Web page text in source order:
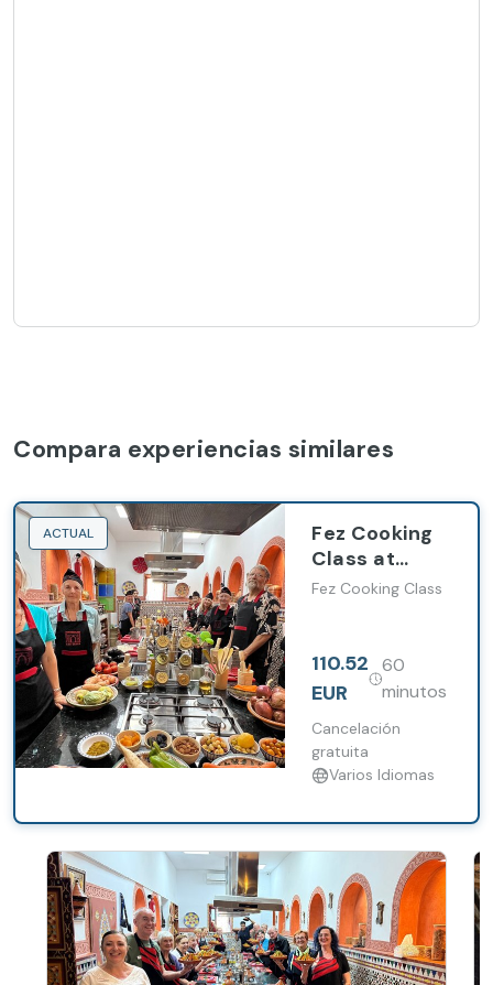
Compara experiencias similares
ACTUAL
Fez Cooking
Class at
Palais bab
Fez Cooking Class
110.52
EUR
60
minutos
Cancelación
gratuita
Varios Idiomas